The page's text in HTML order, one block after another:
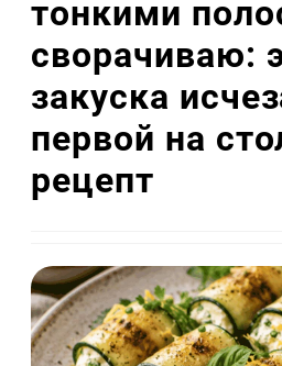
тонкими
сворачиваю:
закуска
первой на
рецепт